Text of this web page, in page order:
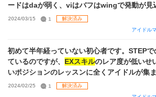
高、低） ・LP大成功++ ・エキシビジョンマ
ものが各属性４つくらい） ・今夜は帰りたく
す。 質問① Say Halo育成にあたって上記以外に必要なノウ
ハウ、逆に要らないノウハウ、Say Haloで獲
ウ、理想のノウハウ本などがあれば知りたい
「歌姫」「プロダンサー」「トップモデル」
ードはdaが弱く、viはバフはwingで発動が見
ありません。 これまでの実装カードの属性、
る智代子はdaの限定が濃いと思われます。(da
スアイドルは甜花を完凸していて凛世と冬優
イベ産のアルスト(タコさん等)は完凸してい
的にvo極は厳しいのでdaかviのどちらかでお
称号を取れる位が目標です。代替カードと
2024/03/15 1
解決済み
アイドル
初めて半年経っていない初心者です。STEP
ているのですが、 EXスキルのレア度が低いせ
いポジションのレッスンに全くアイドルが集ま
姫周回をしようにもアイドルの層が薄く、肝
を集めることが出来な
2024/02/25 1
解決済み